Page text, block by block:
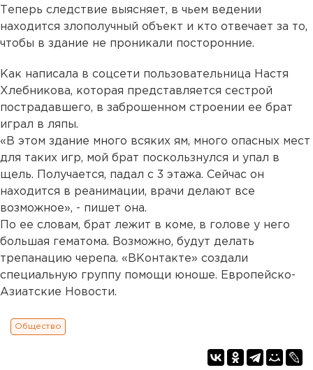
Теперь следствие выясняет, в чьем ведении
находится злополучный объект и кто отвечает за то,
чтобы в здание не проникали посторонние.
Как написала в соцсети пользовательница Настя
Хлебникова, которая представляется сестрой
пострадавшего, в заброшенном строении ее брат
играл в ляпы.
«В этом здание много всяких ям, много опасных мест
для таких игр, мой брат поскользнулся и упал в
щель. Получается, падал с 3 этажа. Сейчас он
находится в реанимации, врачи делают все
возможное», - пишет она.
По ее словам, брат лежит в коме, в голове у него
большая гематома. Возможно, будут делать
трепанацию черепа. «ВКонтакте» создали
специальную группу помощи юноше. Европейско-
Азиатские Новости.
Общество